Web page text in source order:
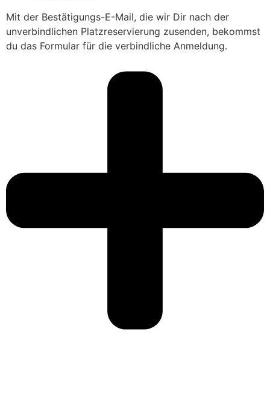
Mit der Bestätigungs-E-Mail, die wir Dir nach der
unverbindlichen Platzreservierung zusenden, bekommst
du das Formular für die verbindliche Anmeldung.